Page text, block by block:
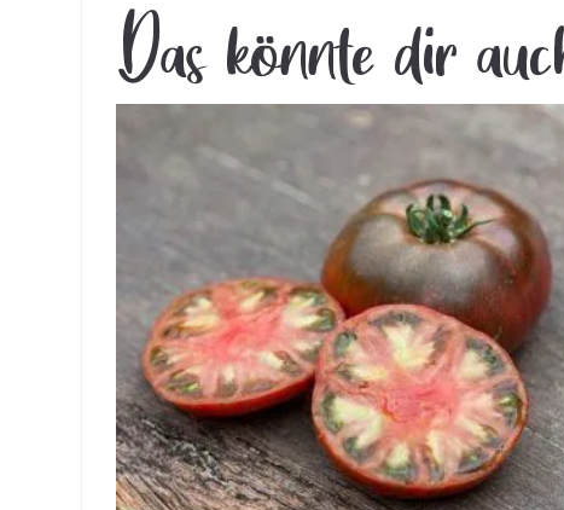
Das könnte dir